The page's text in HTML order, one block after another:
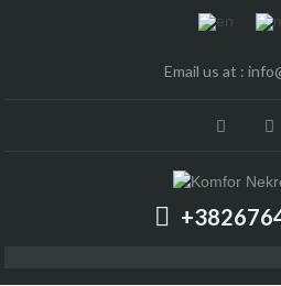
Email us at :